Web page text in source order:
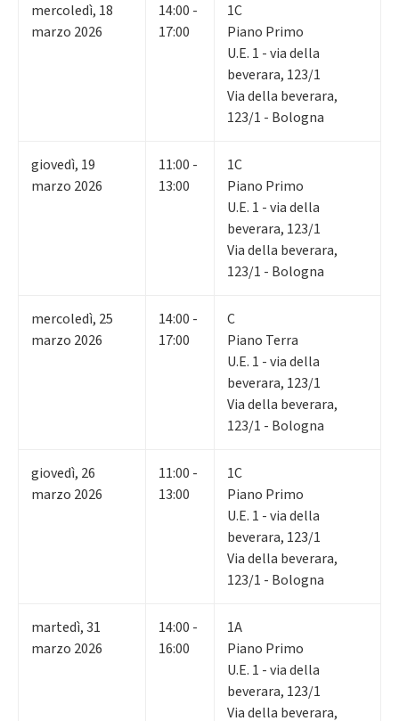
mercoledì, 18
marzo 2026
14:00 -
17:00
1C
Piano Primo
U.E. 1 - via della
beverara, 123/1
Via della beverara,
123/1 - Bologna
giovedì, 19
marzo 2026
11:00 -
13:00
1C
Piano Primo
U.E. 1 - via della
beverara, 123/1
Via della beverara,
123/1 - Bologna
mercoledì, 25
marzo 2026
14:00 -
17:00
C
Piano Terra
U.E. 1 - via della
beverara, 123/1
Via della beverara,
123/1 - Bologna
giovedì, 26
marzo 2026
11:00 -
13:00
1C
Piano Primo
U.E. 1 - via della
beverara, 123/1
Via della beverara,
123/1 - Bologna
martedì,31
marzo 2026
14:00 -
16:00
1A
Piano Primo
U.E. 1 - via della
beverara, 123/1
Via della beverara,